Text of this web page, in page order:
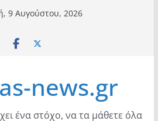
9 Αυγούστου, 2026
news.gr
ένα στόχο, να τα μάθετε όλα